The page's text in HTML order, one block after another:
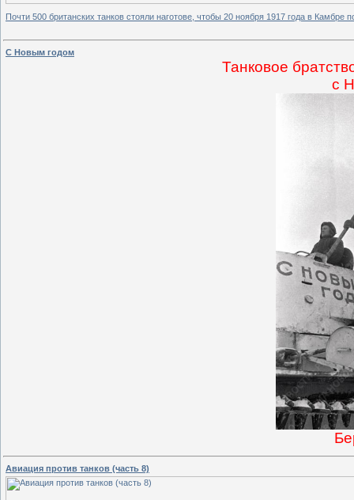
Почти 500 британских танков стояли наготове, чтобы 20 ноября 1917 года в
C Новым годом
Танковое
с
Авиация против танков (часть 8)